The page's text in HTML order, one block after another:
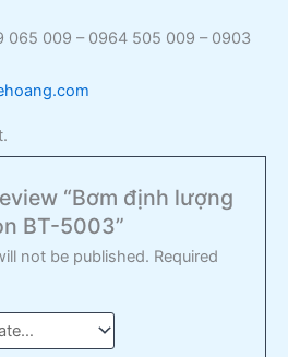
065 009 – 0964 505 009 – 0903
“Bơm định lượng
BT-5003”
not be published. Required